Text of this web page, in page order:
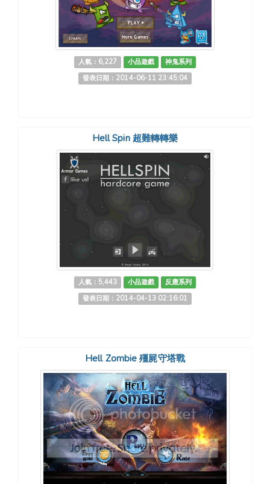
人氣：6,227 小品遊戲
神鬼系列
發表日期：2014-06-11 23:45:04
Hell Spin 超難轉轉樂
人氣：5,443 小品遊戲
反應系列
發表日期：2014-04-13 02:16:01
Hell Zombie 殭屍守塔戰